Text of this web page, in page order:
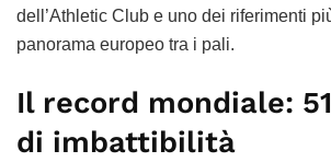
dell’Athletic Club e uno dei riferimenti
panorama europeo tra i pali.
Il record mondiale:
di imbattibilità